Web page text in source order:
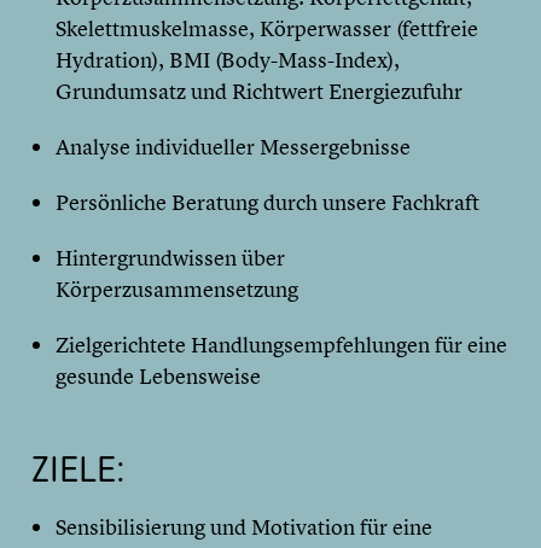
Skelettmuskelmasse, Körperwasser (fettfreie
Hydration), BMI (Body-Mass-Index),
Grundumsatz und Richtwert Energiezufuhr
Analyse individueller Messergebnisse
Persönliche Beratung durch unsere Fachkraft
Hintergrundwissen über
Körperzusammensetzung
Zielgerichtete Handlungsempfehlungen für eine
gesunde Lebensweise
ZIELE:
Sensibilisierung und Motivation für eine